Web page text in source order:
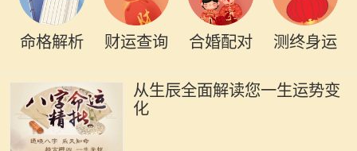
命格解析 财运查询 合婚配对 测终身运
从生辰全面解读您一生运势变
化